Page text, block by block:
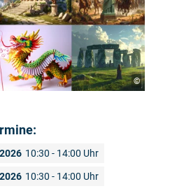
©
10:30 - 14:00 Uhr
10:30 - 14:00 Uhr